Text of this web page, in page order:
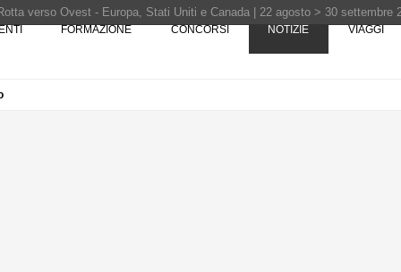
FORMAZIONE CONCORSI NOTIZIE VIAGGI
- Call di grafica promossa dal Museo MAGMA per la realizzazione di